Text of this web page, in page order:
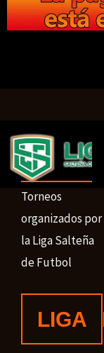
Torneos
organizados por
la Liga Salteña
de Futbol
LIGA